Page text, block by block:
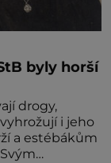
byly horší
drogy,
i jeho
a estébákům